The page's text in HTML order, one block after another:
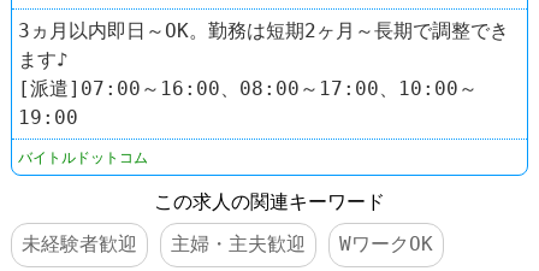
3ヵ月以内即日～OK。勤務は短期2ヶ月～長期で調整でき
ます♪
[派遣]07:00～16:00、08:00～17:00、10:00～
19:00
バイトルドットコム
この求人の関連キーワード
未経験者歓迎
主婦・主夫歓迎 WワークOK